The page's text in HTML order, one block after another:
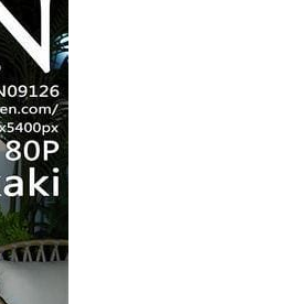
yanni[73+1P／574MB]
一梦[90P-1.34GB]